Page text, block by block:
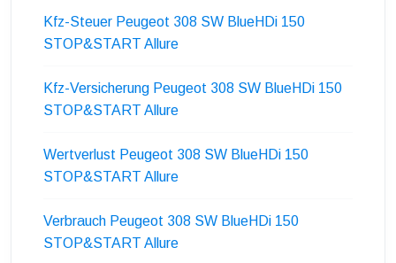
Kfz-Steuer Peugeot 308 SW BlueHDi 150
STOP&START Allure
Kfz-Versicherung Peugeot 308 SW BlueHDi 150
STOP&START Allure
Wertverlust Peugeot 308 SW BlueHDi 150
STOP&START Allure
Verbrauch Peugeot 308 SW BlueHDi 150
STOP&START Allure